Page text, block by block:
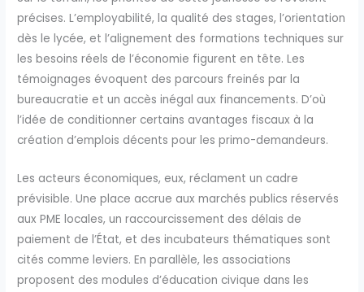
précises. L’employabilité, la qualité des stages, l’orientation
dès le lycée, et l’alignement des formations techniques sur
les besoins réels de l’économie figurent en tête. Les
témoignages évoquent des parcours freinés par la
bureaucratie et un accès inégal aux financements. D’où
l’idée de conditionner certains avantages fiscaux à la
création d’emplois décents pour les primo-demandeurs.
Les acteurs économiques, eux, réclament un cadre
prévisible. Une place accrue aux marchés publics réservés
aux PME locales, un raccourcissement des délais de
paiement de l’État, et des incubateurs thématiques sont
cités comme leviers. En parallèle, les associations
proposent des modules d’éducation civique dans les